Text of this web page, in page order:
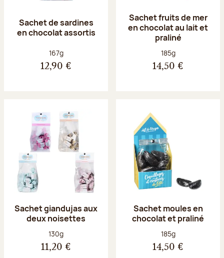
Sachet de sardines
en chocolat assortis
Poids net :
167g
12,90 €
Sachet fruits de mer
en chocolat au lait et
praliné
Poids net :
185g
14,50 €
Sachet giandujas aux
deux noisettes
Poids net :
130g
11,20 €
Sachet moules en
chocolat et praliné
Poids net :
185g
14,50 €